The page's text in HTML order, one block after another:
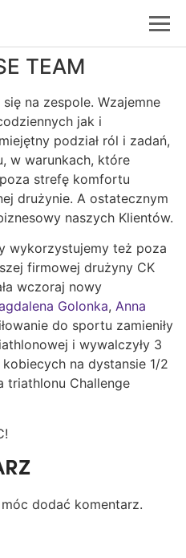
TEAM
na zespole. Wzajemne
jak i
podział ról i zadań,
w warunkach, które
strefę komfortu
drużynie. A ostatecznym
naszych Klientów.
wykorzystujemy też poza
firmowej drużyny CK
wczoraj nowy
Golonka, Anna
do sportu zamieniły
i wywalczyły 3
na dystansie 1/2
triathlonu Challenge
dodać komentarz.